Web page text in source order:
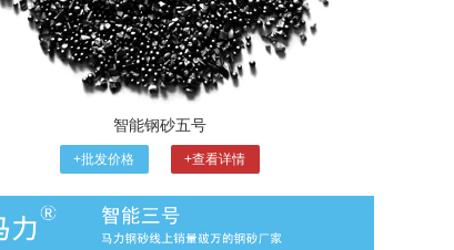
智能钢砂五号
+批发价格 +查看详情